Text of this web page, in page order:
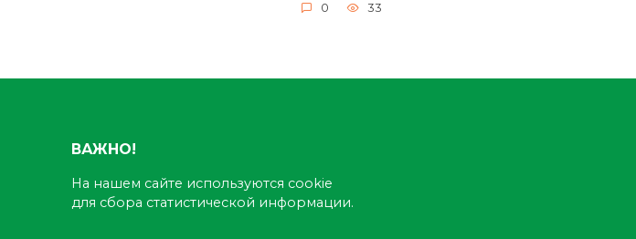
0 33
ВАЖНО!
На нашем сайте используются cookie
для сбора статистической информации.